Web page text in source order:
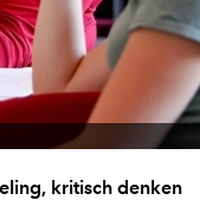
kritisch denken